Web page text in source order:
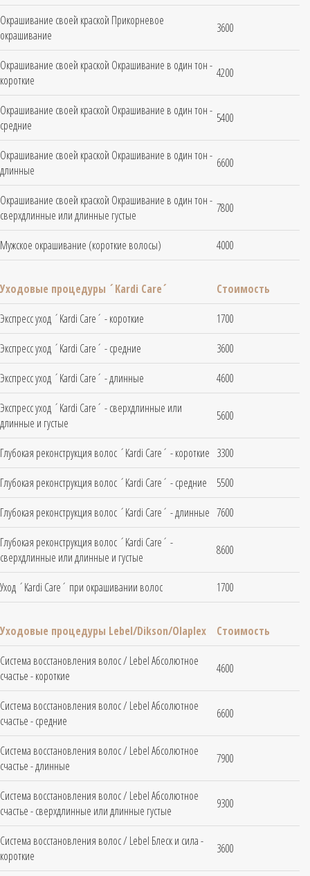
Окрашивание своей краской Прикорневое
окрашивание
3600
Окрашивание своей краской Окрашивание в один тон -
короткие
4200
Окрашивание своей краской Окрашивание в один тон -
средние
5400
Окрашивание своей краской Окрашивание в один тон -
длинные
6600
Окрашивание своей краской Окрашивание в один тон -
сверхдлинные или длинные густые
7800
Мужское окрашивание (короткие волосы) 4000
Уходовые процедуры ´Kardi Care´
Стоимость
Экспресс уход ´Kardi Care´ - короткие
1700
Экспресс уход ´Kardi Care´ - средние
3600
Экспресс уход ´Kardi Care´ - длинные
4600
Экспресс уход ´Kardi Care´ - сверхдлинные или
длинные и густые
5600
Глубокая реконструкция волос ´Kardi Care´ - короткие 3300
Глубокая реконструкция волос ´Kardi Care´ - средние
5500
Глубокая реконструкция волос ´Kardi Care´ - длинные 7600
Глубокая реконструкция волос ´Kardi Care´ -
сверхдлинные или длинные и густые
8600
Уход ´Kardi Care´ при окрашивании волос 1700
Уходовые процедуры Lebel/Dikson/Olaplex
Стоимость
Система восстановления волос / Lebel Абсолютное
счастье - короткие
4600
Система восстановления волос / Lebel Абсолютное
счастье - средние
6600
Система восстановления волос / Lebel Абсолютное
счастье - длинные
7900
Система восстановления волос / Lebel Абсолютное
счастье - сверхдлинные или длинные густые
9300
Система восстановления волос / Lebel Блеск и сила -
короткие
3600